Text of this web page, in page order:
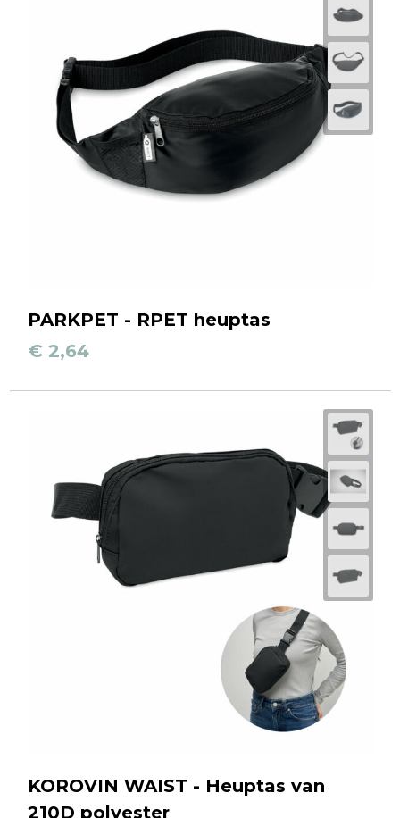
PARKPET - RPET heuptas
€ 2,64
KOROVIN WAIST - Heuptas van
210D polyester